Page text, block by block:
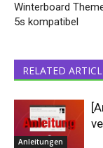
Winterboard
5s kompatibel
RELATED
Anleitungen